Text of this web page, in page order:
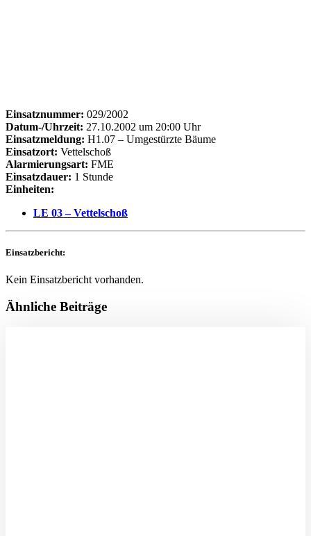
Einsatznummer: 029/2002
Datum-/Uhrzeit: 27.10.2002 um 20:00 Uhr
Einsatzmeldung: H1.07 – Umgestürzte Bäume
Einsatzort: Vettelschoß
Alarmierungsart: FME
Einsatzdauer: 1 Stunde
Einheiten:
LE 03 – Vettelschoß
Einsatzbericht:
Kein Einsatzbericht vorhanden.
Ähnliche Beiträge